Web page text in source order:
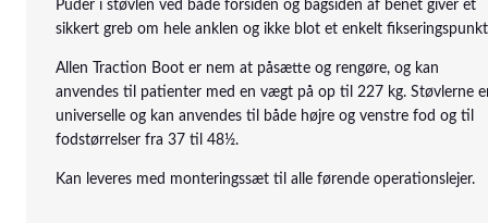
Puder i støvlen ved både forsiden og bagsiden af benet giver et
sikkert greb om hele anklen og ikke blot et enkelt
Allen Traction Boot er nem at påsætte og rengøre, og kan
anvendes til patienter med en vægt på op til 227 kg. Støvlerne
universelle og kan anvendes til både højre og venstre fod og til
fodstørrelser fra 37 til 48½.
Kan leveres med monteringssæt til alle førende operationslejer.